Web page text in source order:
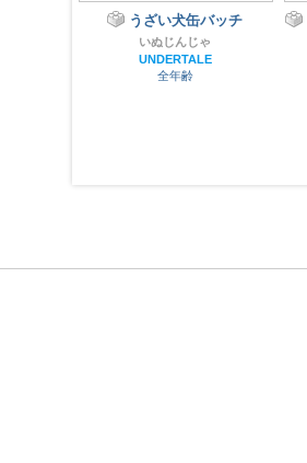
うざい犬缶バッチ
いぬじんじゃ
UNDERTALE
全年齢